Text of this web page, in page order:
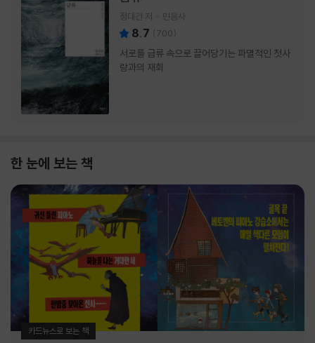
정대건 저 민음사
8.7 (700)
서로를 급류 속으로 끌어당기는 파멸적인 첫사
랑과의 재회
한 눈에 보는 책
카드뉴스로 보는 책